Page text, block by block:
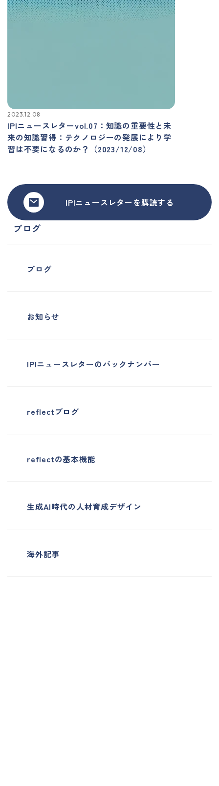
ブログ
ブログ
お知らせ
IPIニュースレターのバックナンバー
reflectブログ
reflectの基本機能
生成AI時代の人材育成デザイン
海外記事
2023.12.08
IPIニュースレターvol.07：知識の重要性と未
来の知識習得：テクノロジーの発展により学
習は不要になるのか？（2023/12/08）
IPIニュースレターを購読する